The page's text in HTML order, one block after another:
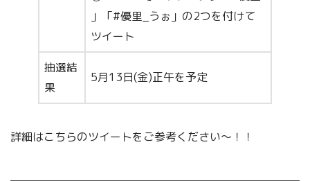
」「#優里_うぉ」の2つを付けて
ツイート
抽選結
果
5月13日(金)正午を予定
詳細はこちらのツイートをご参考ください～！！